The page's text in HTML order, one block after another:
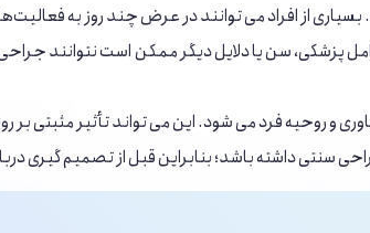
از افراد می ‌توانند در عرض چند روز به
پزشکی، سن یا دلایل دیگر ممکن است نتوانند
و روحیه فرد می ‌شود. این می ‌تواند تأثیر مثبتی بر
سنتی داشته باشد؛ بنابراین قبل از تصمیم